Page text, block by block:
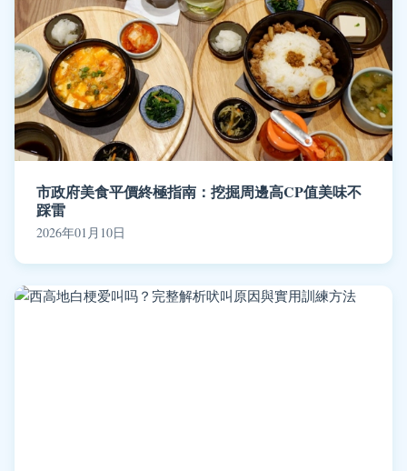
市政府美食平價終極指南：挖掘周邊高CP值美味不
踩雷
2026年01月10日